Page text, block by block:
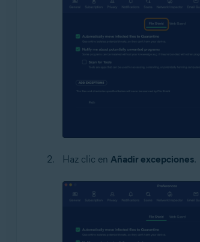
Haz clic en Añadir excepciones.